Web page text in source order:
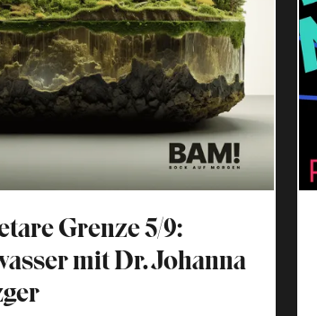
Grenze 5/9:
mit Dr. Johanna